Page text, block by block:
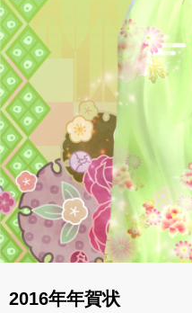
2016年年賀状